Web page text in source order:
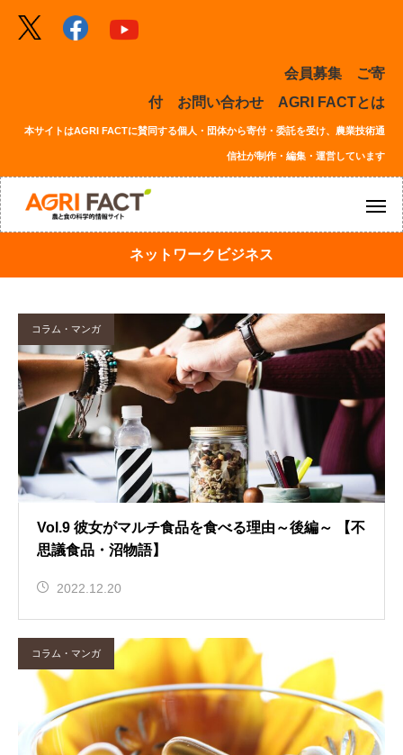
会員募集
ご寄
付
お問い合わせ AGRI FACTとは
本サイトはAGRI FACTに賛同する個人・団体から寄付・委託を受け、農業技術通
信社が制作・編集・運営しています
ネットワークビジネス
コラム・マンガ
Vol.9 彼女がマルチ食品を食べる理由～後編～ 【不
思議食品・沼物語】
2022.12.20
コラム・マンガ